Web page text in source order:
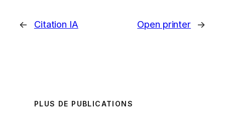
← Citation IA Open printer →
PLUS DE PUBLICATIONS